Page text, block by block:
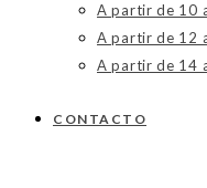
A partir de 10
A partir de 12
A partir de 14
CONTACTO